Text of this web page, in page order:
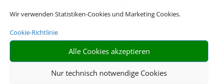
Wir verwenden Statistiken-Cookies und Marketing Cookies.
Cookie-Richtlinie
Alle Cookies akzeptieren
Nur technisch notwendige Cookies